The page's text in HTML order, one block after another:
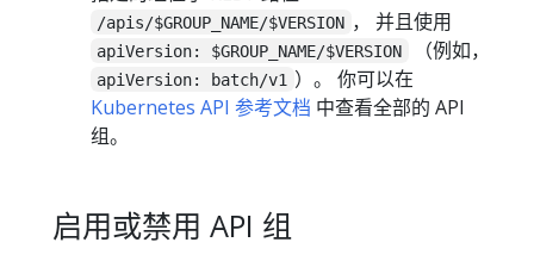
/apis/$GROUP_NAME/$VERSION ， 并且使用
apiVersion: $GROUP_NAME/$VERSION （例如，
apiVersion: batch/v1 ）。 你可以在
Kubernetes API 参考文档 中查看全部的 API
组。
启用或禁用 API 组